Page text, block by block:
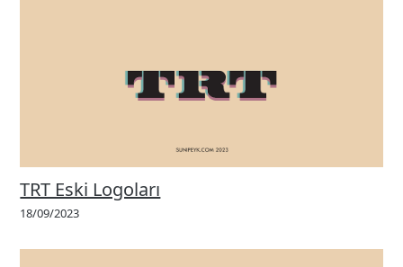
TRT Eski Logoları
18/09/2023